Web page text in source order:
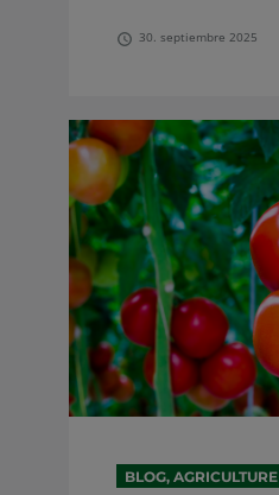
30. septiembre 2025
BLOG, AGRICULTURE